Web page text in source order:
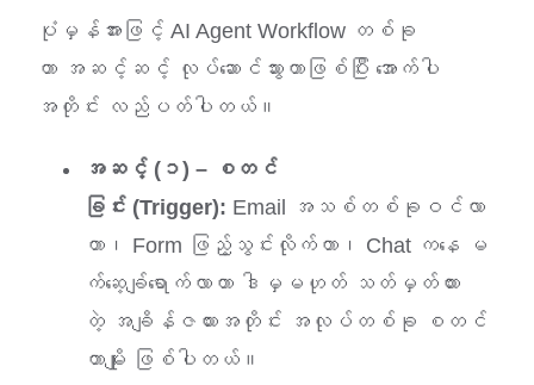
ပုံမှန်အားဖြင့် AI Agent Workflow တစ်ခု
ဟာ အဆင့်ဆင့် လုပ်ဆောင်သွားတာဖြစ်ပြီး အောက်ပါ
အတိုင်း လည်ပတ်ပါတယ်။
အဆင့် (၁) – စတင်
ခြင်း (Trigger): Email အသစ်တစ်ခုဝင်လာ
တာ၊ Form ဖြည့်သွင်းလိုက်တာ၊ Chat ကနေ မ
က်ဆေ့ခ်ျရောက်လာတာ ဒါမှမဟုတ် သတ်မှတ်ထား
တဲ့ အချိန်ဇယားအတိုင်း အလုပ်တစ်ခု စတင်
တာမျိုး ဖြစ်ပါတယ်။